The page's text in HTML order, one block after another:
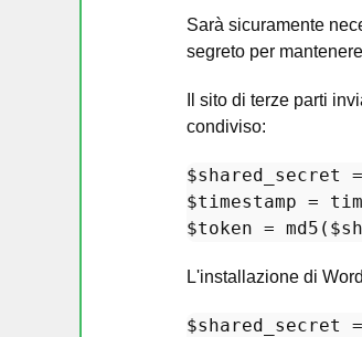
Sarà sicuramente
segreto per
Il sito di terze parti
condiviso:
$shared_secret
$timestamp =
$token = md5 (
L'installazione di
$shared_secret